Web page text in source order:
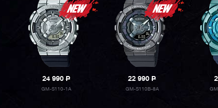
24 990P
GM-S110-1A
22 990P
GM-S110B-8A